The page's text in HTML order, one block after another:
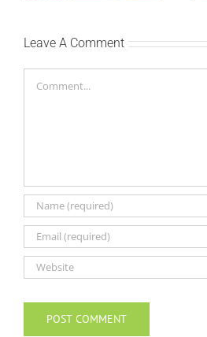
Leave A Comment